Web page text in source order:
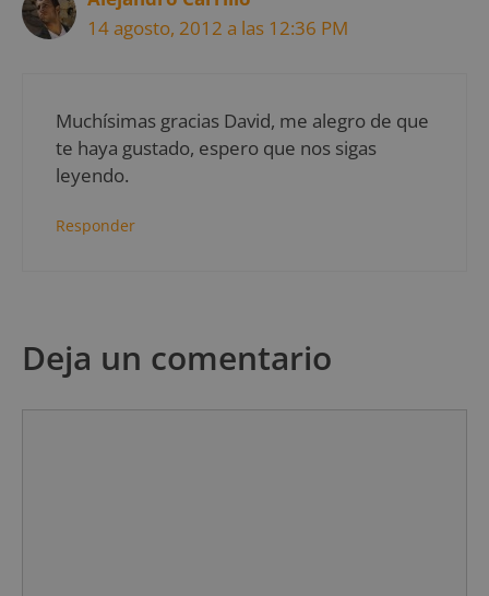
14 agosto, 2012 a las 12:36 PM
Muchísimas gracias David, me alegro de que
te haya gustado, espero que nos sigas
leyendo.
Responder
Deja un comentario